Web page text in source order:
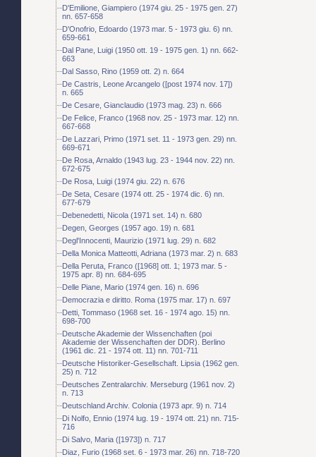
D'Emilione, Giampiero (1974 giu. 25 - 1975 gen. 27)
nn. 657-658
D'Onofrio, Edoardo (1973 mar. 5 - 1973 giu. 6) nn.
659-661
Dal Pane, Luigi (1950 ott. 19 - 1975 gen. 1) nn. 662-
663
Dal Sasso, Rino (1959 ott. 2) n. 664
De Castris, Leone Arcangelo ([post 1974 nov. 17])
n. 665
De Cesare, Gianclaudio (1973 mag. 23) n. 666
De Felice, Franco (1968 nov. 25 - 1973 mar. 12) nn.
667-668
De Lazzari, Primo (1971 set. 11 - 1973 gen. 29) nn.
669-671
De Rosa, Arnaldo (1943 lug. 23 - 1944 nov. 22) nn.
672-675
De Rosa, Luigi (1974 giu. 22) n. 676
De Seta, Cesare (1974 ott. 25 - 1974 dic. 6) nn.
677-679
Debenedetti, Nicola (1971 set. 14) n. 680
Degen, Georges (1957 ago. 19) n. 681
Degl'Innocenti, Maurizio (1971 lug. 29) n. 682
Della Monica Matteotti, Adriana (1973 mar. 2) n. 683
Della Peruta, Franco ([1968] ott. 1; 1973 mar. 5 -
1975 apr. 8) nn. 684-695
Delle Piane, Mario (1974 gen. 16) n. 696
Democrazia e diritto. Roma (1975 mar. 17) n. 697
Detti, Tommaso (1968 set. 16 - 1974 ago. 15) nn.
698-700
Deutsche Akademie der Wissenchaften (poi
Akademie der Wissenchaften der DDR). Berlino
(1961 dic. 21 - 1974 ott. 11) nn. 701-711
Deutsche Historiker-Gesellschaft. Lipsia (1962 gen.
25) n. 712
Deutsches Zentralarchiv. Merseburg (1961 nov. 2)
n. 713
Deutschland Archiv. Colonia (1973 apr. 9) n. 714
Di Nolfo, Ennio (1974 lug. 19 - 1974 ott. 21) nn. 715-
716
Di Salvo, Maria ([1973]) n. 717
Diaz, Furio (1968 set. 6 - 1973 mar. 26) nn. 718-720